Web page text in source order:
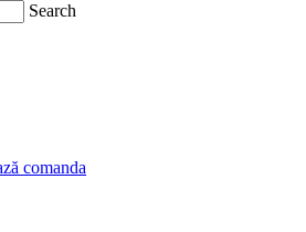
Search
comanda